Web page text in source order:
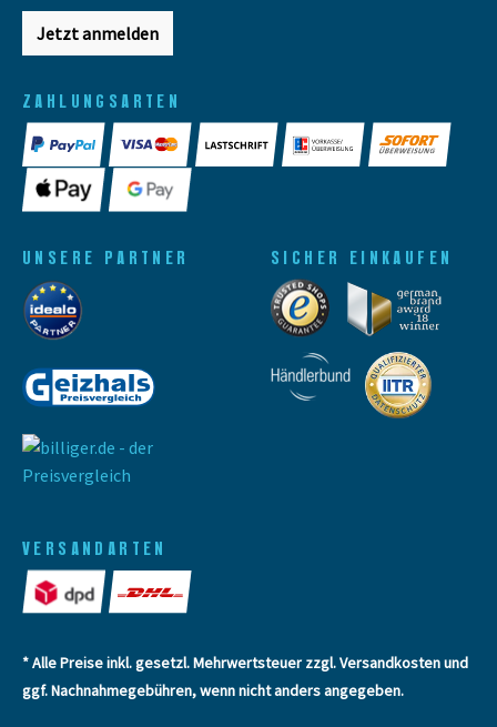
Jetzt anmelden
ZAHLUNGSARTEN
VERSANDARTEN
UNSERE PARTNER SICHER EINKAUFEN
* Alle Preise inkl. gesetzl. Mehrwertsteuer zzgl.Versandkostenund
ggf. Nachnahmegebühren, wenn nicht anders angegeben.